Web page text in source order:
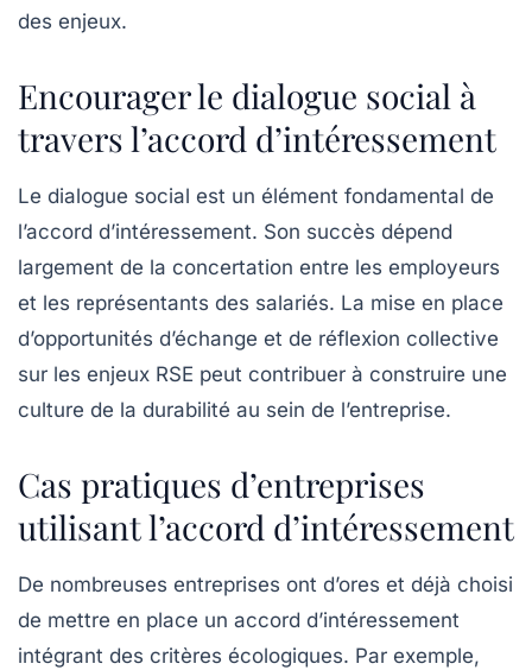
des enjeux.
Encourager le dialogue social à
travers l’accord d’intéressement
Le dialogue social est un élément fondamental de
l’accord d’intéressement. Son succès dépend
largement de la concertation entre les employeurs
et les représentants des salariés. La mise en place
d’opportunités d’échange et de réflexion collective
sur les enjeux RSE peut contribuer à construire une
culture de la durabilité au sein de l’entreprise.
Cas pratiques d’entreprises
utilisant l’accord d’intéressement
De nombreuses entreprises ont d’ores et déjà choisi
de mettre en place un accord d’intéressement
intégrant des critères écologiques. Par exemple,